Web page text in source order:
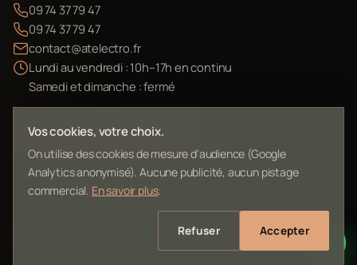
09 74 37 79 47
09 74 37 79 47
contact@atelectro.fr
Lundi au vendredi : 10h–17h en continu
Samedi et dimanche : fermé
Envoyer mon matériel
L'Atelier Electro Reims — SIRET 10261022700013
Vos cookies, votre choix.
On utilise des cookies de mesure d'audience (Google
Analytics anonymisé). Aucune publicité, aucun pistage
commercial. En savoir plus.
Refuser Accepter